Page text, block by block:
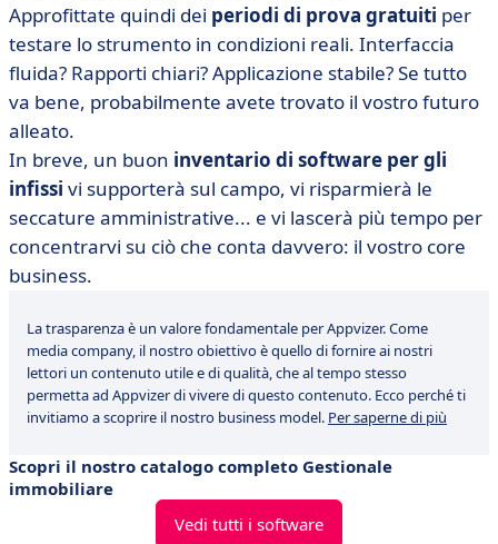
Approfittate quindi dei periodi di prova gratuiti per
testare lo strumento in condizioni reali. Interfaccia
fluida? Rapporti chiari? Applicazione stabile? Se tutto
va bene, probabilmente avete trovato il vostro futuro
alleato.
In breve, un buon inventario di software per gli
infissi vi supporterà sul campo, vi risparmierà le
seccature amministrative... e vi lascerà più tempo per
concentrarvi su ciò che conta davvero: il vostro core
business.
La trasparenza è un valore fondamentale per Appvizer. Come
media company, il nostro obiettivo è quello di fornire ai nostri
lettori un contenuto utile e di qualità, che al tempo stesso
permetta ad Appvizer di vivere di questo contenuto. Ecco perché ti
invitiamo a scoprire il nostro business model. Per saperne di più
Scopri il nostro catalogo completo Gestionale
immobiliare
Vedi tutti i software